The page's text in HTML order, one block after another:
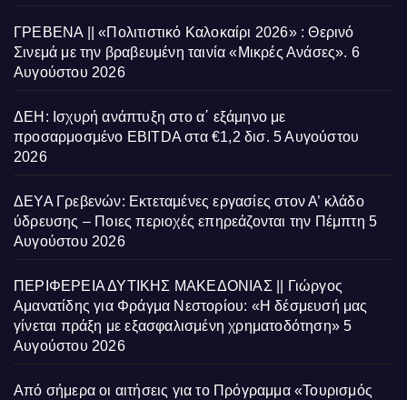
ΓΡΕΒΕΝΑ || «Πολιτιστικό Καλοκαίρι 2026» : Θερινό
Σινεμά με την βραβευμένη ταινία «Μικρές Ανάσες». 6
Αυγούστου 2026
ΔΕΗ: Ισχυρή ανάπτυξη στο α΄ εξάμηνο με
προσαρμοσμένο EBITDA στα €1,2 δισ. 5 Αυγούστου
2026
ΔΕΥΑ Γρεβενών: Εκτεταμένες εργασίες στον Α’ κλάδο
ύδρευσης – Ποιες περιοχές επηρεάζονται την Πέμπτη 5
Αυγούστου 2026
ΠΕΡΙΦΕΡΕΙΑ ΔΥΤΙΚΗΣ ΜΑΚΕΔΟΝΙΑΣ || Γιώργος
Αμανατίδης για Φράγμα Νεστορίου: «Η δέσμευσή μας
γίνεται πράξη με εξασφαλισμένη χρηματοδότηση» 5
Αυγούστου 2026
Από σήμερα οι αιτήσεις για το Πρόγραμμα «Τουρισμός